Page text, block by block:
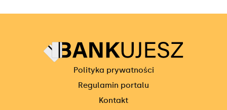
Polityka prywatności
Regulamin portalu
Kontakt